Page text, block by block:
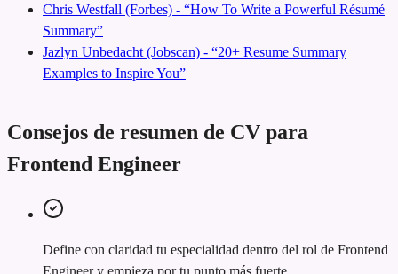
Chris Westfall (Forbes) - “How To Write a Powerful Résumé
Summary”
Jazlyn Unbedacht (Jobscan) - “20+ Resume Summary
Examples to Inspire You”
Consejos de resumen de CV para
Frontend Engineer
Define con claridad tu especialidad dentro del rol de Frontend
Engineer y empieza por tu punto más fuerte.